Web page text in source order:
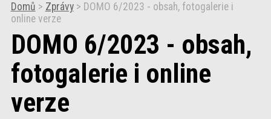
Praxe
Fotogalerie
Produkty
Domů > Zprávy> DOMO 6/2023 - obsah, fotogalerie i
online verze
DOMO 6/2023 - obsah,
fotogalerie i online
verze